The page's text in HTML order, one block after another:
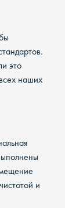
это
наших
и